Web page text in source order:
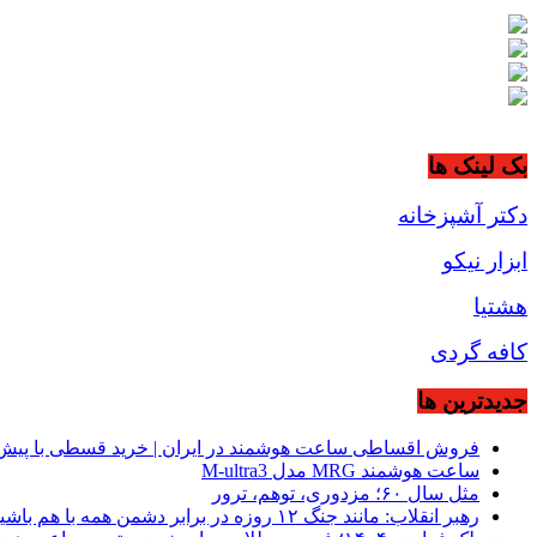
بک لینک ها
دکتر آشپزخانه
ابزار نیکو
هشتیا
کافه گردی
جديدترين ها
فروش اقساطی ساعت هوشمند در ایران | خرید قسطی با
ساعت هوشمند MRG مدل M-ultra3
مثل سال ۶۰؛ مزدوری، توهم، ترور
رهبر انقلاب: مانند جنگ ۱۲ روزه در برابر دشمن همه با هم باشید